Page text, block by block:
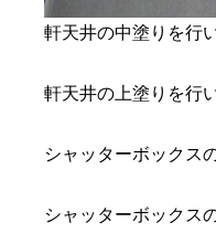
軒天井の中塗りを行
軒天井の上塗りを行
シャッターボックス
シャッターボックス